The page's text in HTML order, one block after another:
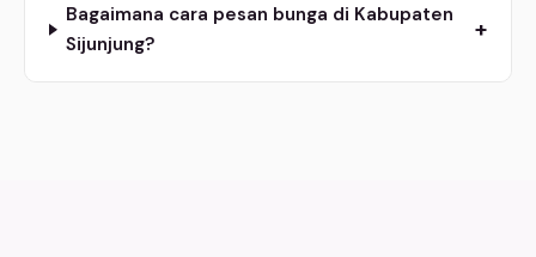
Bagaimana cara pesan bunga di Kabupaten
Sijunjung?
+